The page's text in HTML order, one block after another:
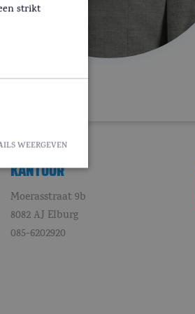
KANTOOR
Moerasstraat 9b
8082 AJ Elburg
085-6202920
strikt
WEERGEVEN
cookies kunnen
- wat